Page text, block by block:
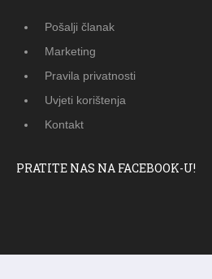
Pošalji članak
Marketing
Pravila privatnosti
Uvjeti korištenja
Kontakt
PRATITE NAS NA FACEBOOK-U!